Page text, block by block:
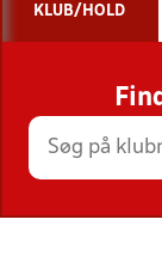
KLUB/HOLD